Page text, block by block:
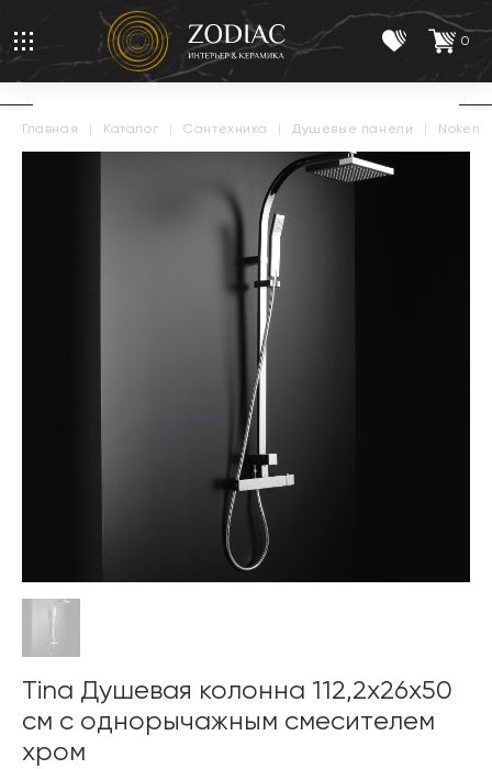
0
главная | каталог | сантехника | душевые панели | noken
Tina Душевая колонна 112,2х26х50
см с однорычажным смесителем
хром